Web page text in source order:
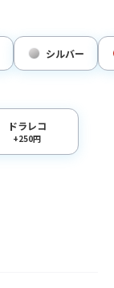
シルバー
ドラレコ
+250円